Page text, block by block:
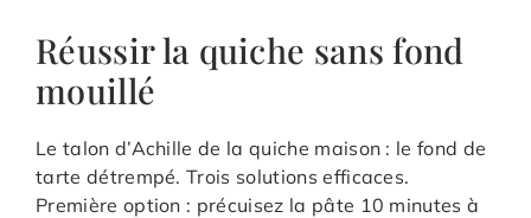
Réussir la quiche sans fond
mouillé
Le talon d’Achille de la quiche maison : le fond de
tarte détrempé. Trois solutions efficaces.
Première option : précuisez la pâte 10 minutes à